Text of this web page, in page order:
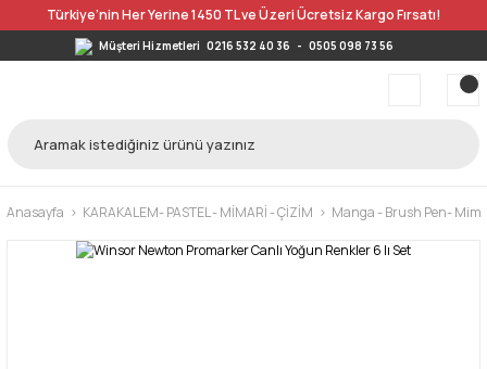
Türkiye’nin Her Yerine 1450 TL ve Üzeri Ücretsiz Kargo Fırsatı!
Müşteri Hizmetleri 0216 532 40 36 - 0505 098 73 56
Anasayfa KARAKALEM- PASTEL - MİMARİ - ÇİZİM Manga - Brush Pen-